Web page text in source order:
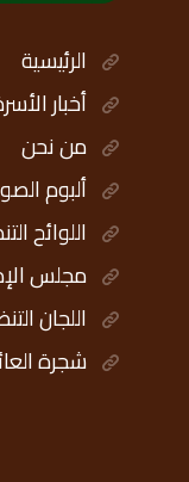
الرئيسية
أخبار
من نحن
ألبوم
اللوائح
مجلس
اللجان
شجرة